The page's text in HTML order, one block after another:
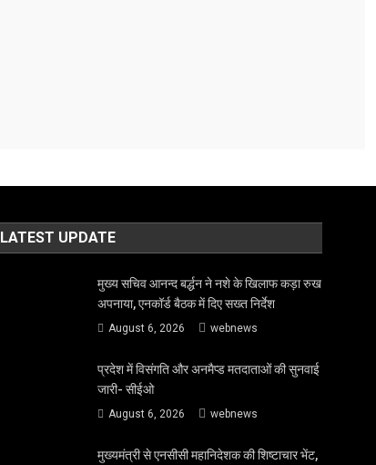
LATEST UPDATE
मुख्य सचिव आनन्द बर्द्धन ने नशे के खिलाफ कड़ा रुख
अपनाया, एनकॉर्ड बैठक में दिए सख्त निर्देश
August 6, 2026 webnews
प्रदेश में विसंगति और अनमैप्ड मतदाताओं की सुनवाई
जारी- सीईओ
August 6, 2026 webnews
मुख्यमंत्री से एनसीसी महानिदेशक की शिष्टाचार भेंट,